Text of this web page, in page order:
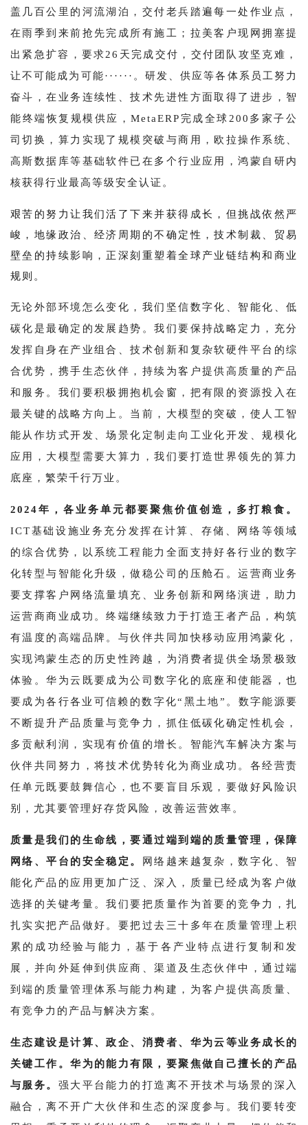
盖几百公里的河流湖泊，交付老兵踏遍每一处作业点，
在雨季到来前抢先完成所有施工；拉美客户现网拥塞提
出紧急扩容，要求26天完成交付，交付团队攻坚克难，
让不可能成为可能······。研发、供应等各体系员工努力
奋斗，在业务连续性、技术先进性方面取得了进步，智
能终端恢复规模供应，MetaERP完成全球200多家子公
司切换，算力实现了规模突破与商用，欧拉操作系统、
高斯数据库等基础软件已在多个行业应用，鸿蒙自研内
核获得行业最高等级安全认证。
艰苦的努力让我们活了下来并获得成长，但挑战依然严
峻，地缘政治、经济周期的不确定性，技术制裁、贸易
壁垒的持续影响，正深刻重塑着全球产业链结构和商业
规则。
无论外部环境怎么变化，我们坚信数字化、智能化、低
碳化是最确定的发展趋势。我们要保持战略定力，充分
发挥自身在产业组合、技术创新和复杂软硬件平台的综
合优势，携手生态伙伴，持续为客户提供高质量的产品
和服务。我们要积极拥抱机会窗，把有限的资源投入在
最关键的战略方向上。当前，大模型的突破，使人工智
能从作坊式开发、场景化定制走向工业化开发、规模化
应用，大模型需要大算力，我们要打造世界领先的算力
底座，繁荣千行万业。
2024年，各业务单元都要聚焦价值创造，多打粮食。
ICT基础设施业务充分发挥在计算、存储、网络等领域
的综合优势，以系统工程能力全面支持好各行业的数字
化转型与智能化升级，做稳公司的压舱石。运营商业务
要支撑客户网络流量填充、业务创新和网络演进，助力
运营商商业成功。终端继续致力于打造王者产品，构筑
有温度的高端品牌。与伙伴共同加快移动应用鸿蒙化，
实现鸿蒙生态的历史性跨越，为消费者提供全场景极致
体验。华为云既要成为公司数字化的底座和使能器，也
要成为各行各业可信赖的数字化“黑土地”。数字能源要
不断提升产品质量与竞争力，抓住低碳化确定性机会，
多贡献利润，实现有价值的增长。智能汽车解决方案与
伙伴共同努力，将技术优势转化为商业成功。各经营责
任单元既要鼓舞信心，也不要盲目乐观，要做好风险识
别，尤其要管理好存货风险，改善运营效率。
质量是我们的生命线，要通过端到端的质量管理，保障
网络、平台的安全稳定。
网络越来越复杂，数字化、智
能化产品的应用更加广泛、深入，质量已经成为客户做
选择的关键考量。我们要把质量作为首要的竞争力，扎
扎实实把产品做好。要把过去三十多年在质量管理上积
累的成功经验与能力，基于各产业特点进行复制和发
展，并向外延伸到供应商、渠道及生态伙伴中，通过端
到端的质量管理体系与能力构建，为客户提供高质量、
有竞争力的产品与解决方案。
生态建设是计算、政企、消费者、华为云等业务成长的
关键工作。华为的能力有限，要聚焦做自己擅长的产品
与服务。 强大平台能力的打造离不开技术与场景的深入
融合，离不开广大伙伴和生态的深度参与。我们要转变